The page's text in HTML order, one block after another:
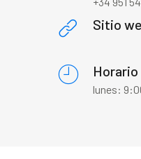
Sitio
Horario
lunes: